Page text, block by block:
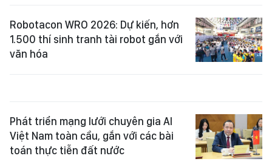
Robotacon WRO 2026: Dự kiến, hơn
1.500 thí sinh tranh tài robot gắn với
văn hóa
Phát triển mạng lưới chuyên gia AI
Việt Nam toàn cầu, gắn với các bài
toán thực tiễn đất nước